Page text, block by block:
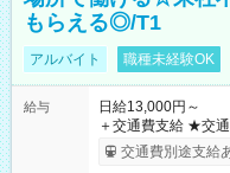
もらえる◎/T1
アルバイト 職種未経験OK
給与
日給13,000円～
＋交通費支給 ★交通費全額支給！ ┗案件により規定あり ★日払
いOK！（規定あり
ンビニATMから 日払い分
交通費別途支給